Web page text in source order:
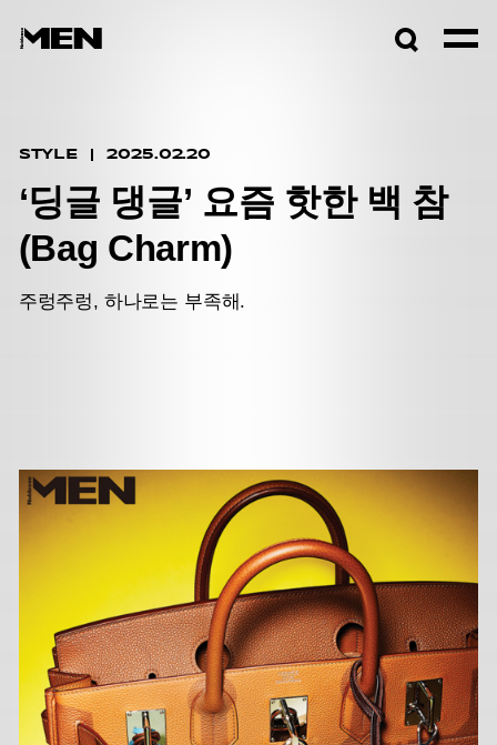
STYLE 2025.02.20
‘딩글 댕글’ 요즘 핫한 백 참
(Bag Charm)
주렁주렁, 하나로는 부족해.